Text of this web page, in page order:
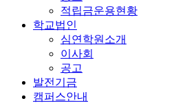
적립금운용현황
학교법인
심연학원소개
이사회
공고
발전기금
캠퍼스안내